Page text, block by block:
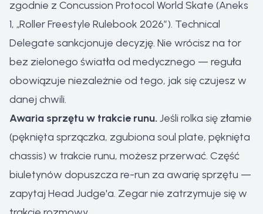
zgodnie z Concussion Protocol World Skate (Aneks
1, „Roller Freestyle Rulebook 2026”). Technical
Delegate sankcjonuje decyzję. Nie wrócisz na tor
bez zielonego światła od medycznego — reguła
obowiązuje niezależnie od tego, jak się czujesz w
danej chwili.
Awaria sprzętu w trakcie runu. Jeśli rolka się złamie
(pęknięta sprzączka, zgubiona soul plate, pęknięta
chassis) w trakcie runu, możesz przerwać. Część
biuletynów dopuszcza re-run za awarię sprzętu —
zapytaj Head Judge'a. Zegar nie zatrzymuje się w